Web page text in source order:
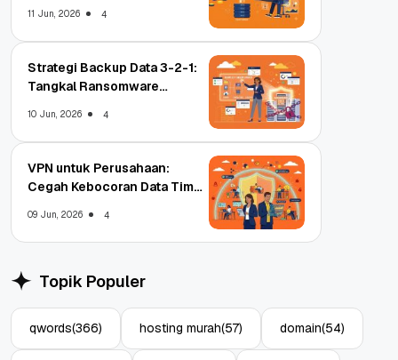
11 Jun, 2026 4
Strategi Backup Data 3-2-1:
Tangkal Ransomware
10 Jun, 2026 4
VPN untuk Perusahaan:
Cegah Kebocoran Data Tim
09 Jun, 2026 4
Topik Populer
qwords(366) hosting murah(57) domain(54)